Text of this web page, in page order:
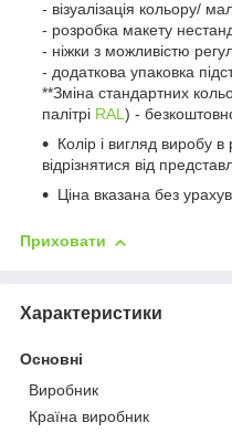
- візуалізація кольору/
- розробка макету
- ніжки з можливістю
- додаткова упаковка
**Зміна стандартних
палітрі RAL) -
Колір і вигляд виробу
відрізнятися від
Ціна вказана без
Приховати
Характеристики
Основні
Виробник
Країна виробник